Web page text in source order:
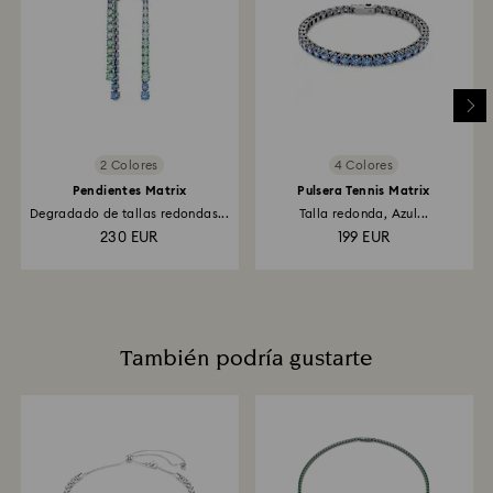
pasar entre 3 y 7 días laborales hasta que el crédito
se aplique al mismo método de pago usado para
realizar el pedido. El proceso de devolución y
reembolso completo podría tardar hasta 3 o 4
semanas desde la fecha de franqueo.
devoluciones se procesarán mediante el método de
pago original y tardará hasta 3 o 7 días laborables en
aplicarse el crédito.
2 Colores
Pendientes Matrix
Degradado de tallas redondas...
230 EUR
4 Colores
Pulsera Tennis Matrix
Talla redonda, Azul...
199 EUR
También podría gustarte